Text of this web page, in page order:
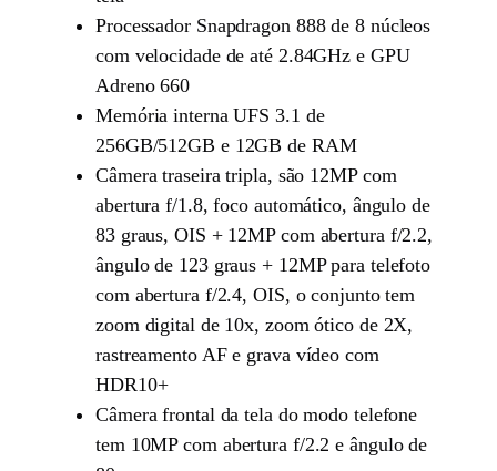
Processador Snapdragon 888 de 8 núcleos
com velocidade de até 2.84GHz e GPU
Adreno 660
Memória interna UFS 3.1 de
256GB/512GB e 12GB de RAM
Câmera traseira tripla, são 12MP com
abertura f/1.8, foco automático, ângulo de
83 graus, OIS + 12MP com abertura f/2.2,
ângulo de 123 graus + 12MP para telefoto
com abertura f/2.4, OIS, o conjunto tem
zoom digital de 10x, zoom ótico de 2X,
rastreamento AF e grava vídeo com
HDR10+
Câmera frontal da tela do modo telefone
tem 10MP com abertura f/2.2 e ângulo de